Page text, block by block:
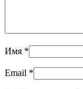
Имя *
Email *